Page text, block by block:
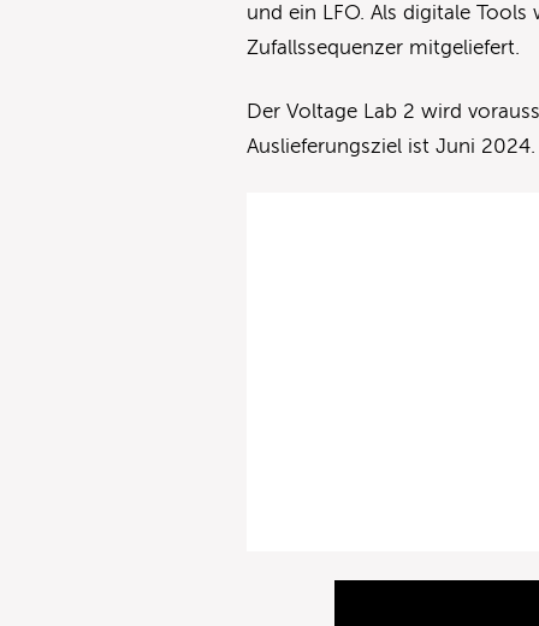
und ein LFO. Als digitale
Zufallssequenzer mitgeliefert.
Der Voltage Lab 2 wird
Auslieferungsziel ist Juni 2024.